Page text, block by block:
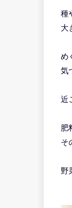
種
大
め
気
近
肥
そ
野